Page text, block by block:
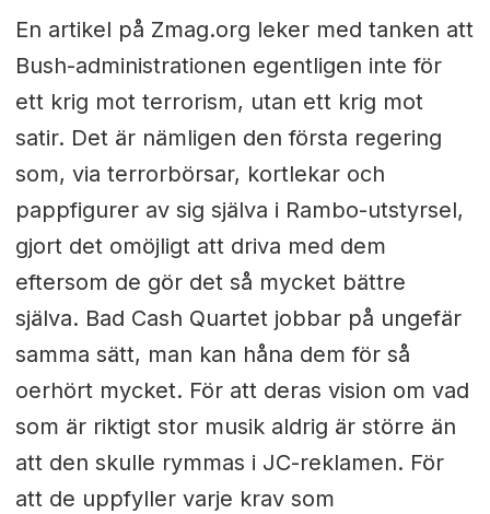
En artikel på Zmag.org leker med tanken att
Bush-administrationen egentligen inte för
ett krig mot terrorism, utan ett krig mot
satir. Det är nämligen den första regering
som, via terrorbörsar, kortlekar och
pappfigurer av sig själva i Rambo-utstyrsel,
gjort det omöjligt att driva med dem
eftersom de gör det så mycket bättre
själva. Bad Cash Quartet jobbar på ungefär
samma sätt, man kan håna dem för så
oerhört mycket. För att deras vision om vad
som är riktigt stor musik aldrig är större än
att den skulle rymmas i JC-reklamen. För
att de uppfyller varje krav som